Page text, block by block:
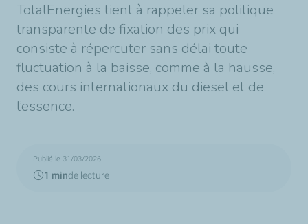
TotalEnergies tient à rappeler sa politique
transparente de fixation des prix qui
consiste à répercuter sans délai toute
fluctuation à la baisse, comme à la hausse,
des cours internationaux du diesel et de
l’essence.
Publié le 31/03/2026
1 minde lecture